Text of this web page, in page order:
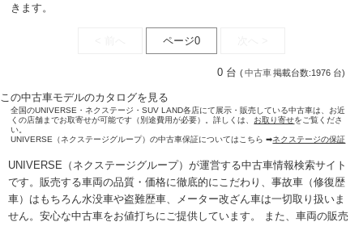
きます。
ページ0
0 台 (中古車掲載台数:1976 台)
この中古車モデルのカタログを見る
全国のUNIVERSE・ネクステージ・SUV LAND各店にて展示・販売している中古車は、お近
くの店舗までお取寄せが可能です（別途費用が必要）。詳しくは、 お取り寄せをご覧くださ
い。
UNIVERSE（ネクステージグループ）の中古車保証についてはこちら ➡ネクステージの保証
UNIVERSE（ネクステージグループ）が運営する中古車情報検索サイト
です。販売する車両の品質・価格に徹底的にこだわり、事故車（修復歴
車）はもちろん水没車や盗難歴車、メーター改ざん車は一切取り扱いま
せん。安心な中古車をお値打ちにご提供しています。 また、車両の販売